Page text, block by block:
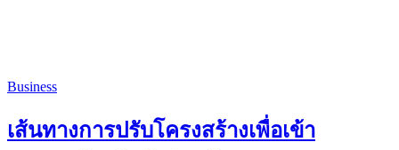
Business
เส้นทางการปรับโครงสร้างเพื่อเข้า